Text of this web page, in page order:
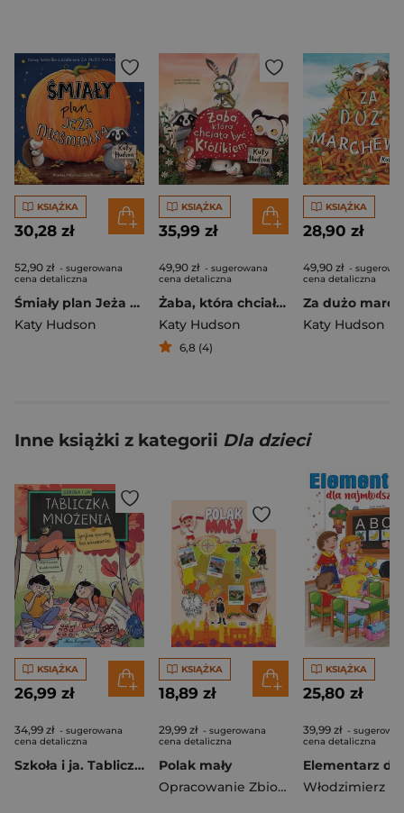
KSIĄŻKA
30,28 zł
52,90 zł - sugerowana
cena detaliczna
Śmiały plan Jeża nieśmiałka wyd. 2026
Katy Hudson
KSIĄŻKA
35,99 zł
49,90 zł - sugerowana
cena detaliczna
Żaba, która chciała być Królikiem
Katy Hudson
6,8 (4)
KSIĄŻKA
28,90 zł
49,90 zł -
cena detaliczna
Katy Hudson
Inne książki z kategorii Dla dzieci
KSIĄŻKA
26,99 zł
34,99 zł - sugerowana
cena detaliczna
Szkoła i ja. Tabliczka mnożenia. Sprytne sposoby bez wkuwania
KSIĄŻKA
18,89 zł
29,99 zł - sugerowana
cena detaliczna
Polak mały
Opracowanie Zbiorowe
KSIĄŻKA
25,80 zł
39,99 zł -
cena detaliczna